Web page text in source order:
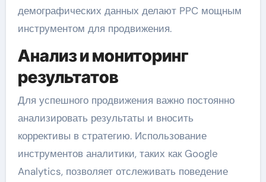
демографических данных делают PPC мощным
инструментом для продвижения.
Анализ и мониторинг
результатов
Для успешного продвижения важно постоянно
анализировать результаты и вносить
коррективы в стратегию. Использование
инструментов аналитики, таких как Google
Analytics, позволяет отслеживать поведение